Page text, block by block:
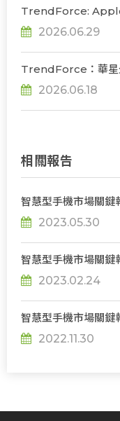
TrendForce: Apple
構OLED發光材料體系
2026.06.29
TrendForce：華星
品牌監視器及筆電產
2026.06.18
相關報告
智慧型手機市場關
2023.05.30
智慧型手機市場關鍵
2023.02.24
智慧型手機市場關
2022.11.30